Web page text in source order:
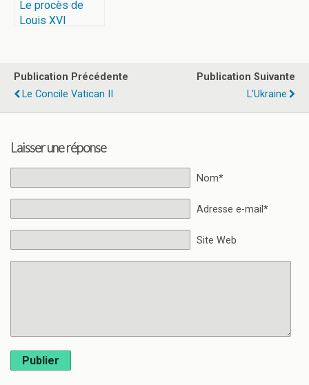
Le procès de
Louis XVI
Publication Précédente
Le Concile Vatican II
Publication Suivante
L'Ukraine
Laisser une réponse
Nom*
Adresse e-mail*
Site Web
Publier